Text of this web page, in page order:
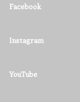
Facebook
Instagram
YouTube